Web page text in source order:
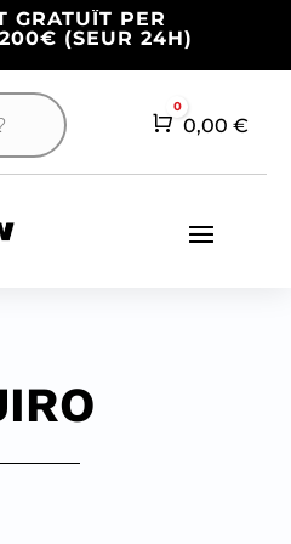
GRATUÏT PER
(SEUR 24H)
Cart
0
0,00 €